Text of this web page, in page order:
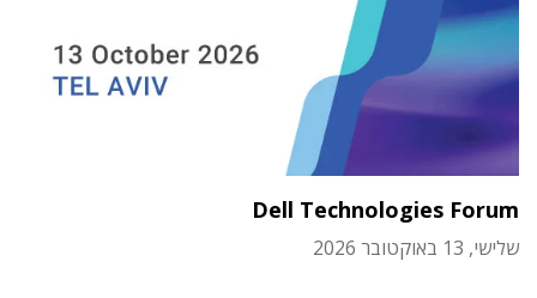
Dell Technologies Forum
שלישי, 13 באוקטובר 2026